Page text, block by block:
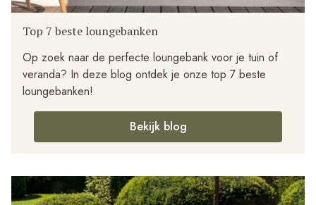
Top 7 beste loungebanken
Op zoek naar de perfecte loungebank voor je tuin of
veranda? In deze blog ontdek je onze top 7 beste
loungebanken!
Bekijk blog